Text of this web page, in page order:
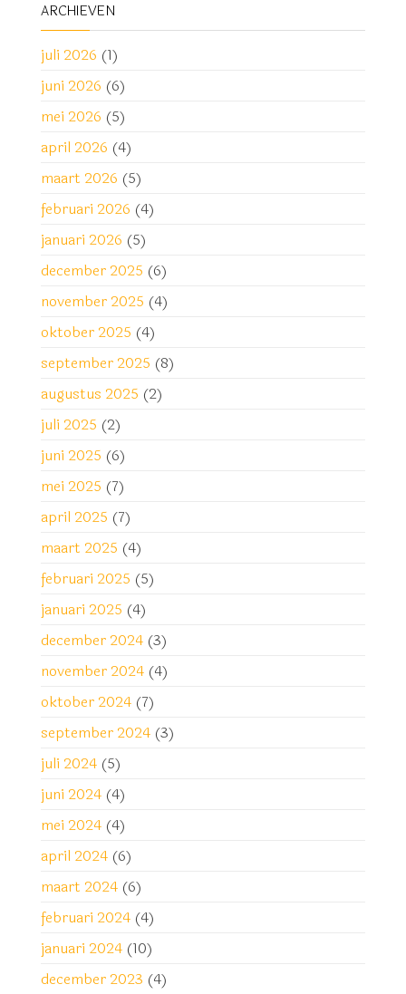
ARCHIEVEN
juli 2026 (1)
juni 2026 (6)
mei 2026 (5)
april 2026 (4)
maart 2026 (5)
februari 2026 (4)
januari 2026 (5)
december 2025 (6)
november 2025 (4)
oktober 2025 (4)
september 2025 (8)
augustus 2025 (2)
juli 2025 (2)
juni 2025 (6)
mei 2025 (7)
april 2025 (7)
maart 2025 (4)
februari 2025 (5)
januari 2025 (4)
december 2024 (3)
november 2024 (4)
oktober 2024 (7)
september 2024 (3)
juli 2024 (5)
juni 2024 (4)
mei 2024 (4)
april 2024 (6)
maart 2024 (6)
februari 2024 (4)
januari 2024 (10)
december 2023 (4)